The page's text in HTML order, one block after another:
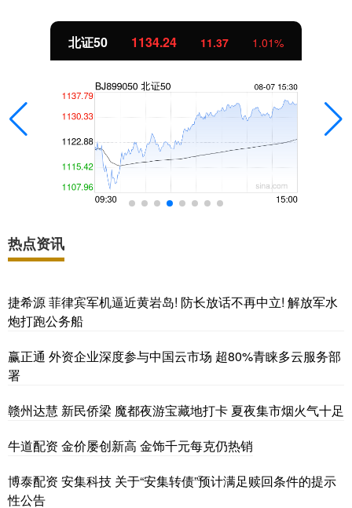
北证50 1134.24 11.37 1.01%
热点资讯
捷希源 菲律宾军机逼近黄岩岛! 防长放话不再中立! 解放军水
炮打跑公务船
赢正通 外资企业深度参与中国云市场 超80%青睐多云服务部
署
赣州达慧 新民侨梁 魔都夜游宝藏地打卡 夏夜集市烟火气十足
牛道配资 金价屡创新高 金饰千元每克仍热销
博泰配资 安集科技 关于“安集转债”预计满足赎回条件的提示
性公告